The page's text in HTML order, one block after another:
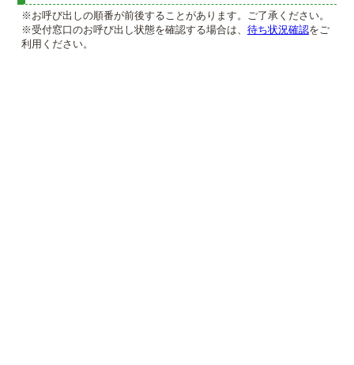
※お呼び出しの順番が前後することがあります。ご了承ください。
※受付窓口のお呼び出し状態を確認する場合は、 待ち状況確認をご
利用ください。